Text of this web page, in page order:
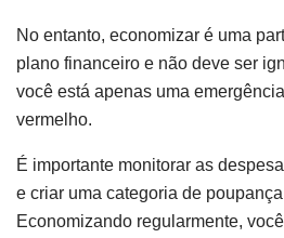
No entanto, economizar é uma
plano financeiro e não deve ser
você está apenas uma
vermelho.
É importante monitorar as
e criar uma categoria de
Economizando regularmente,